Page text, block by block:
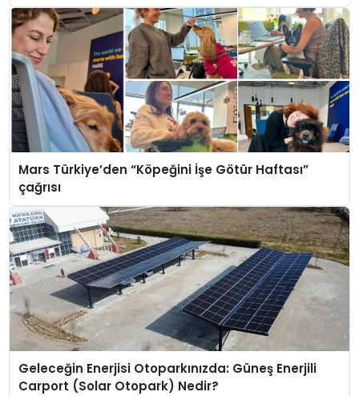
Mars Türkiye’den “Köpeğini İşe Götür Haftası”
çağrısı
Geleceğin Enerjisi Otoparkınızda: Güneş Enerjili
Carport (Solar Otopark) Nedir?